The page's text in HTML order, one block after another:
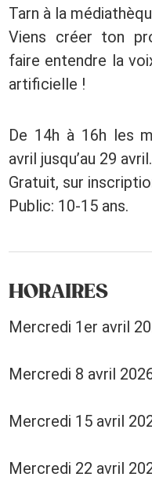
Tarn à la
Viens créer ton
faire entendre la
artificielle !
De 14h à 16h les
avril jusqu’au 29 avril.
Gratuit, sur
Public: 10-15 ans.
HORAIRES
Mercredi 1er avril
Mercredi 8 avril
Mercredi 15 avril
Mercredi 22 avril